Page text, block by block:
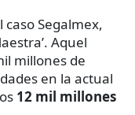
Segalmex,
Aquel
millones de
en la actual
12 mil millones